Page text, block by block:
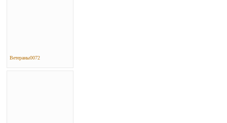
Ветераны0072